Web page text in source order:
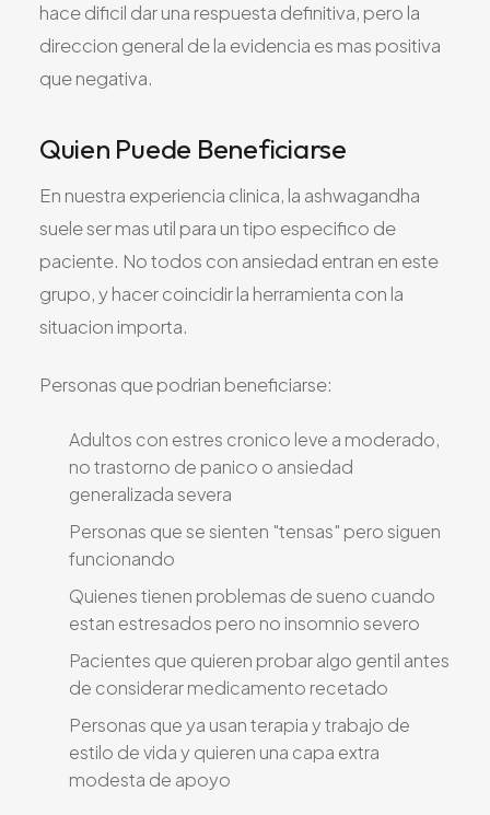
hace dificil dar una respuesta definitiva, pero la
direccion general de la evidencia es mas positiva
que negativa.
Quien Puede Beneficiarse
En nuestra experiencia clinica, la ashwagandha
suele ser mas util para un tipo especifico de
paciente. No todos con ansiedad entran en este
grupo, y hacer coincidir la herramienta con la
situacion importa.
Personas que podrian beneficiarse:
Adultos con estres cronico leve a moderado,
no trastorno de panico o ansiedad
generalizada severa
Personas que se sienten "tensas" pero siguen
funcionando
Quienes tienen problemas de sueno cuando
estan estresados pero no insomnio severo
Pacientes que quieren probar algo gentil antes
de considerar medicamento recetado
Personas que ya usan terapia y trabajo de
estilo de vida y quieren una capa extra
modesta de apoyo